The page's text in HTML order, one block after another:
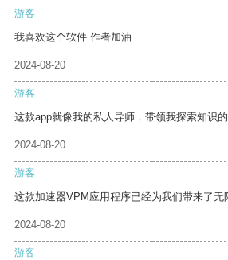
游客
我喜欢这个软件 作者加油
2024-08-20
游客
这款app就像我的私人导师，带领我探索知识的
2024-08-20
游客
这款加速器VPM应用程序已经为我们带来了无
2024-08-20
游客